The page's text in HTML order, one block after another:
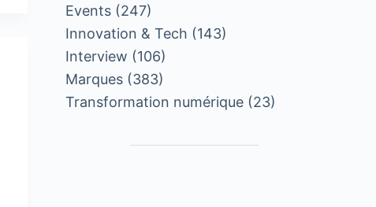
Events (247)
Innovation & Tech (143)
Interview (106)
Marques (383)
Transformation numérique (23)